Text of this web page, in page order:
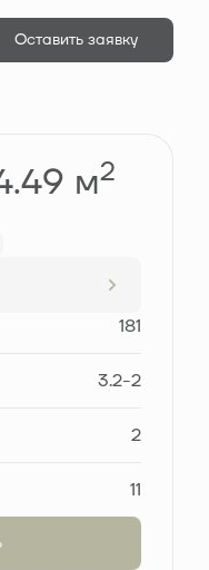
Оставить заявку
Забронировать
м2
181
3.2-2
2
11